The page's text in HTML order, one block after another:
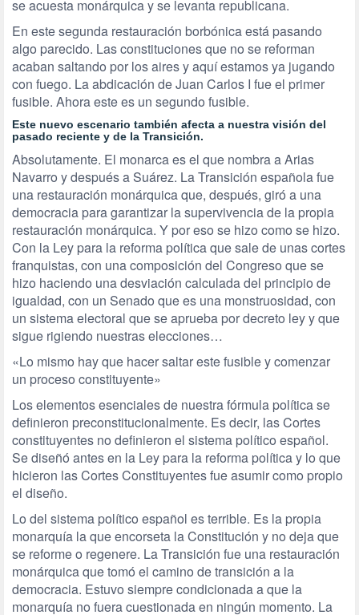
se acuesta monárquica y se levanta republicana.
En este segunda restauración borbónica está pasando
algo parecido. Las constituciones que no se reforman
acaban saltando por los aires y aquí estamos ya jugando
con fuego. La abdicación de Juan Carlos I fue el primer
fusible. Ahora este es un segundo fusible.
Este nuevo escenario también afecta a nuestra visión del
pasado reciente y de la Transición.
Absolutamente. El monarca es el que nombra a Arias
Navarro y después a Suárez. La Transición española fue
una restauración monárquica que, después, giró a una
democracia para garantizar la supervivencia de la propia
restauración monárquica. Y por eso se hizo como se hizo.
Con la Ley para la reforma política que sale de unas cortes
franquistas, con una composición del Congreso que se
hizo haciendo una desviación calculada del principio de
igualdad, con un Senado que es una monstruosidad, con
un sistema electoral que se aprueba por decreto ley y que
sigue rigiendo nuestras elecciones…
«Lo mismo hay que hacer saltar este fusible y comenzar
un proceso constituyente»
Los elementos esenciales de nuestra fórmula política se
definieron preconstitucionalmente. Es decir, las Cortes
constituyentes no definieron el sistema político español.
Se diseñó antes en la Ley para la reforma política y lo que
hicieron las Cortes Constituyentes fue asumir como propio
el diseño.
Lo del sistema político español es terrible. Es la propia
monarquía la que encorseta la Constitución y no deja que
se reforme o regenere. La Transición fue una restauración
monárquica que tomó el camino de transición a la
democracia. Estuvo siempre condicionada a que la
monarquía no fuera cuestionada en ningún momento. La